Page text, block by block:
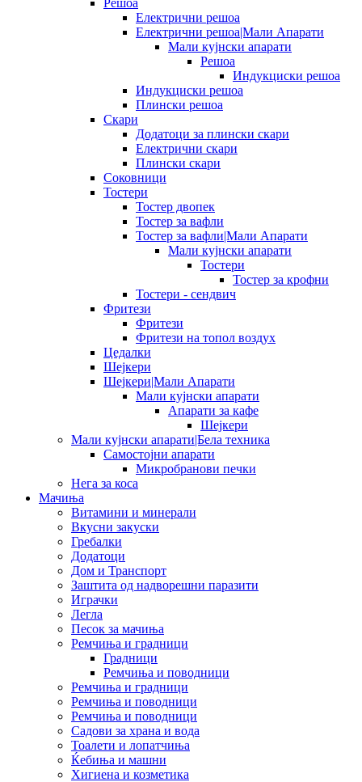
Електрични решоа
Електрични решоа|Мали Апарати
Мали кујнски апарати
Решоа
Индукциски решоа
Индукциски решоа
Плински решоа
Скари
Додатоци за плински скари
Електрични скари
Плински скари
Соковници
Тостери
Тостер двопек
Тостер за вафли
Тостер за вафли|Мали Апарати
Мали кујнски апарати
Тостери
Тостер за крофни
Тостери - сендвич
Фритези
Фритези
Фритези на топол воздух
Цедалки
Шејкери
Шејкери|Мали Апарати
Мали кујнски апарати
Апарати за кафе
Шејкери
Мали кујнски апарати|Бела техника
Самостојни апарати
Микробранови печки
Нега за коса
Мачиња
Витамини и минерали
Вкусни закуски
Гребалки
Додатоци
Дом и Транспорт
Заштита од надворешни паразити
Играчки
Легла
Песок за мачиња
Ремчиња и градници
Градници
Ремчиња и поводници
Ремчиња и градници
Ремчиња и поводници
Ремчиња и поводници
Садови за храна и вода
Тоалети и лопатчиња
Ќебиња и машни
Хигиена и козметика